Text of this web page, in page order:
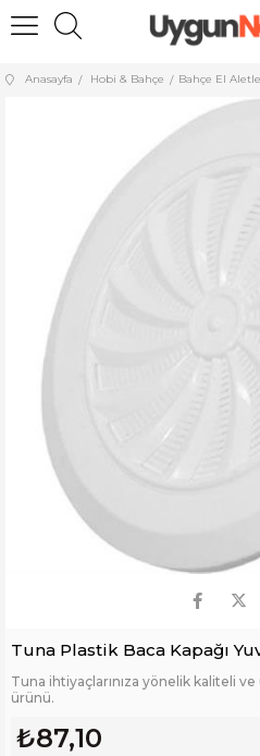
Anasayfa Hobi & Bahçe Bahçe El
Tuna Plastik Baca Kapağı
Tuna ihtiyaçlarınıza yönelik kaliteli
ürünü.
₺87,10